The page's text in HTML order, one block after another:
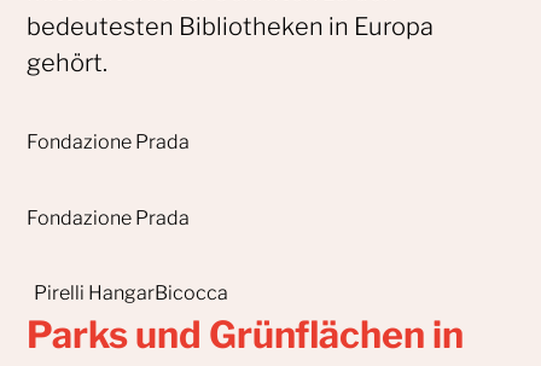
bedeutesten Bibliotheken in Europa
gehört.
Fondazione Prada
Fondazione Prada
Pirelli HangarBicocca
Parks und Grünflächen in